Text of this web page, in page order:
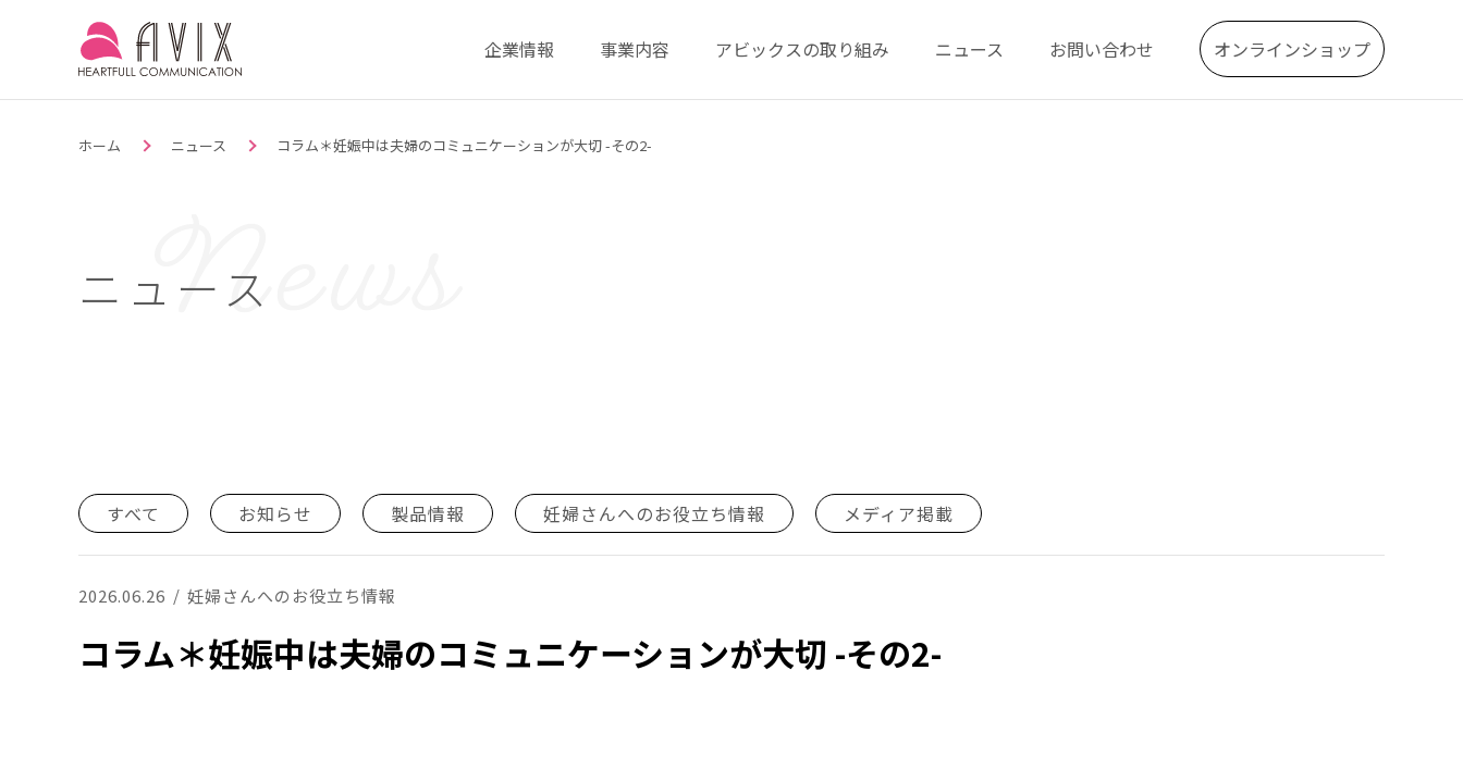
企業情報 事業内容 アビックスの取り組み ニュース お問い合わせ オンラインショップ
ホーム ニュース コラム＊妊娠中は夫婦のコミュニケーションが大切 -その2-
ニュース
すべて お知らせ 製品情報 妊婦さんへのお役立ち情報 メディア掲載
2026.06.26 妊婦さんへのお役立ち情報
コラム＊妊娠中は夫婦のコミュニケーションが大切 -その2-